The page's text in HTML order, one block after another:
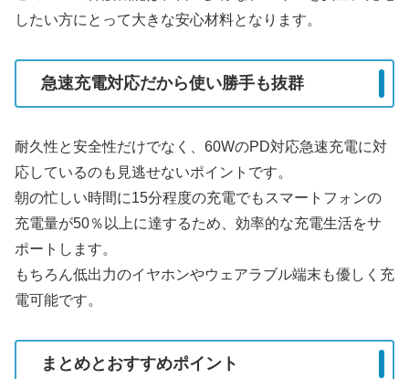
したい方にとって大きな安心材料となります。
急速充電対応だから使い勝手も抜群
耐久性と安全性だけでなく、60WのPD対応急速充電に対
応しているのも見逃せないポイントです。
朝の忙しい時間に15分程度の充電でもスマートフォンの
充電量が50％以上に達するため、効率的な充電生活をサ
ポートします。
もちろん低出力のイヤホンやウェアラブル端末も優しく充
電可能です。
まとめとおすすめポイント